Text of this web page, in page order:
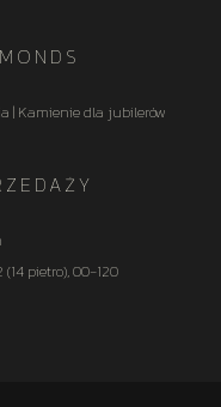
| Kamienie dla jubilerów
(14 pietro), 00-120